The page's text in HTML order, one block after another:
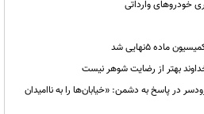
خودروهای وارداتی
۵نهایی شد
بهتر از رضایت شوهر نیست
در پاسخ به دشمن: «خیابان‌ها را به ناامیدان